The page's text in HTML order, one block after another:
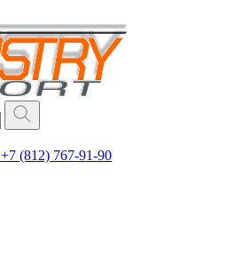
+7 (812) 767-91-90